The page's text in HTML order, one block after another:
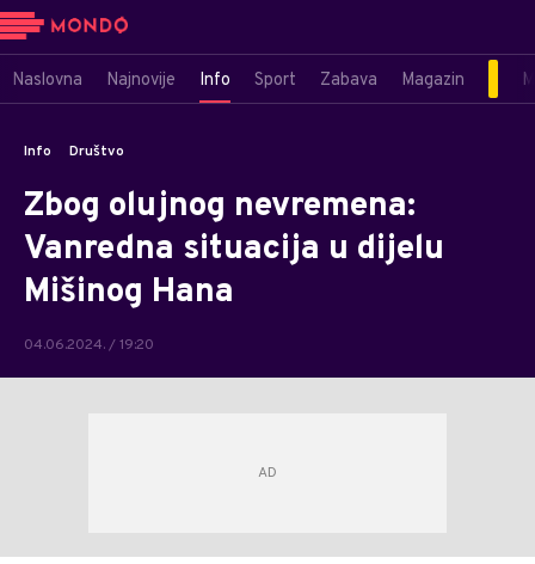
Naslovna Najnovije Info Sport Zabava Magazin
Info Društvo
Zbog olujnog nevremena:
Vanredna situacija u dijelu
Mišinog Hana
04.06.2024. / 19:20